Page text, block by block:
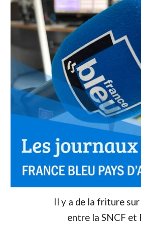
Il y a de la friture
entre la SNCF et